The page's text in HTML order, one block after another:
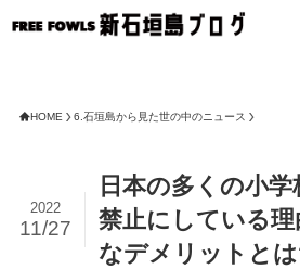
HOME 6.石垣島から見た世の中のニュース
日本の多くの小学
禁止にしている
なデメリットと
2022
11/27